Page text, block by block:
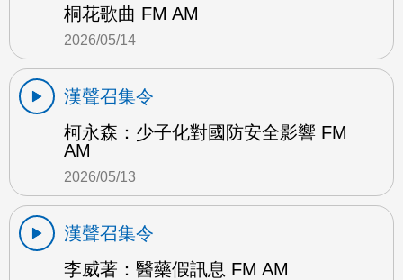
桐花歌曲 FM AM
2026/05/14
漢聲召集令
柯永森：少子化對國防安全影響 FM
AM
2026/05/13
漢聲召集令
李威著：醫藥假訊息 FM AM